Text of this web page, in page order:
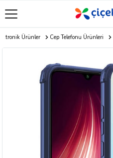
Ürünler Cep Telefonu Ürünleri